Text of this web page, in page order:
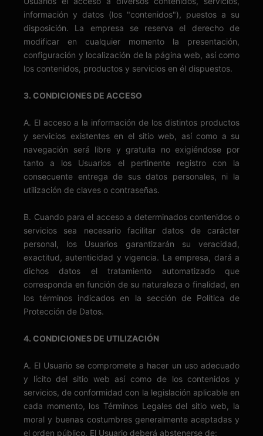
información y datos (los "contenidos"), puestos a su
disposición. La empresa se reserva el derecho de
modificar en cualquier momento la presentación,
configuración y localización de la página web, así como
los contenidos, productos y servicios en él dispuestos.
3. CONDICIONES DE ACCESO
A. El acceso a la información de los distintos productos
y servicios existentes en el sitio web, así como a su
navegación será libre y gratuita no exigiéndose por
tanto a los Usuarios el pertinente registro con la
consecuente entrega de sus datos personales, ni la
utilización de claves o contraseñas.
B. Cuando para el acceso a determinados contenidos o
servicios sea necesario facilitar datos de carácter
personal, los Usuarios garantizarán su veracidad,
exactitud, autenticidad y vigencia. La empresa, dará a
dichos datos el tratamiento automatizado que
corresponda en función de su naturaleza o finalidad, en
los términos indicados en la sección de Política de
Protección de Datos.
4. CONDICIONES DE UTILIZACIÓN
A. El Usuario se compromete a hacer un uso adecuado
y lícito del sitio web así como de los contenidos y
servicios, de conformidad con la legislación aplicable en
cada momento, los Términos Legales del sitio web, la
moral y buenas costumbres generalmente aceptadas y
el orden público. El Usuario deberá abstenerse de: